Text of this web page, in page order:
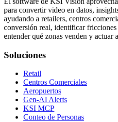
para convertir video en datos,
ayudando a retailers, centros
conversión real, identificar
entender qué zonas venden y actuar
Soluciones
Retail
Centros Comerciales
Aeropuertos
Gen-AI Alerts
KSI MCP
Conteo de Personas